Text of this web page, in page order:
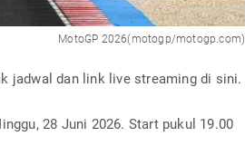
MotoGP 2026(motogp/motogp.com)
jadwal dan link live streaming di sini.
28 Juni 2026. Start pukul 19.00